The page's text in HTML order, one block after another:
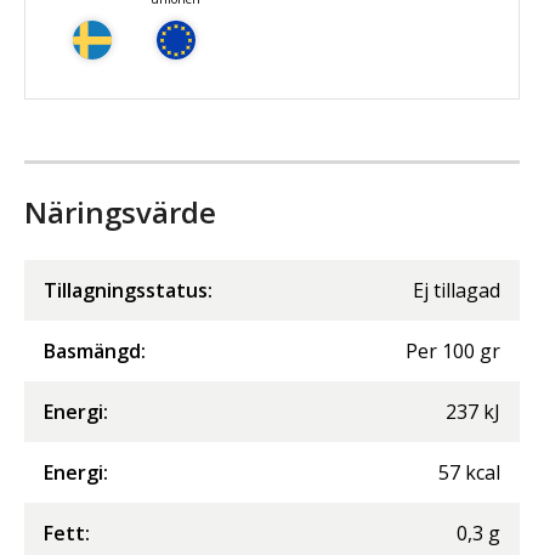
Näringsvärde
Tillagningsstatus: Ej tillagad
Basmängd: Per 100 gr
Energi: 237 kJ
Energi: 57 kcal
Fett: 0,3 g